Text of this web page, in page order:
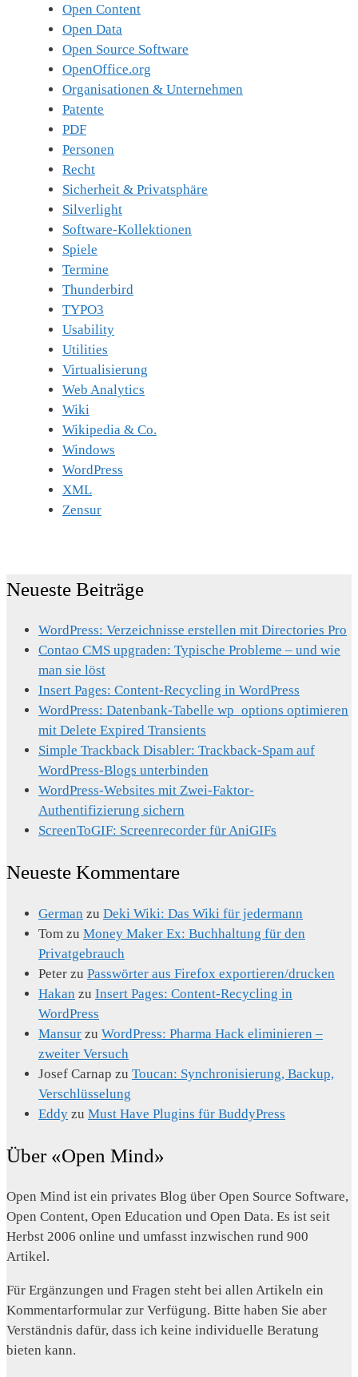
Open Content
Open Data
Open Source Software
OpenOffice.org
Organisationen & Unternehmen
Patente
PDF
Personen
Recht
Sicherheit & Privatsphäre
Silverlight
Software-Kollektionen
Spiele
Termine
Thunderbird
TYPO3
Usability
Utilities
Virtualisierung
Web Analytics
Wiki
Wikipedia & Co.
Windows
WordPress
XML
Zensur
Neueste Beiträge
WordPress: Verzeichnisse erstellen mit Directories Pro
Contao CMS upgraden: Typische Probleme – und wie
man sie löst
Insert Pages: Content-Recycling in WordPress
WordPress: Datenbank-Tabelle wp_options optimieren
mit Delete Expired Transients
Simple Trackback Disabler: Trackback-Spam auf
WordPress-Blogs unterbinden
WordPress-Websites mit Zwei-Faktor-
Authentifizierung sichern
ScreenToGIF: Screenrecorder für AniGIFs
Neueste Kommentare
German zu Deki Wiki: Das Wiki für jedermann
Tom zu Money Maker Ex: Buchhaltung für den
Privatgebrauch
Peter zu Passwörter aus Firefox exportieren/drucken
Hakan zu Insert Pages: Content-Recycling in
WordPress
Mansur zu WordPress: Pharma Hack eliminieren –
zweiter Versuch
Josef Carnap zu Toucan: Synchronisierung, Backup,
Verschlüsselung
Eddy zu Must Have Plugins für BuddyPress
Über «Open Mind»
Open Mind ist ein privates Blog über Open Source Software,
Open Content, Open Education und Open Data. Es ist seit
Herbst 2006 online und umfasst inzwischen rund 900
Artikel.
Für Ergänzungen und Fragen steht bei allen Artikeln ein
Kommentarformular zur Verfügung. Bitte haben Sie aber
Verständnis dafür, dass ich keine individuelle Beratung
bieten kann.